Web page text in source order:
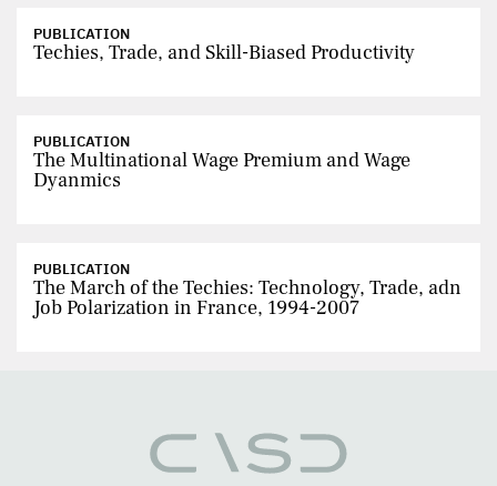
PUBLICATION
Techies, Trade, and Skill-Biased Productivity
PUBLICATION
The Multinational Wage Premium and Wage
Dyanmics
PUBLICATION
The March of the Techies: Technology, Trade, adn
Job Polarization in France, 1994-2007